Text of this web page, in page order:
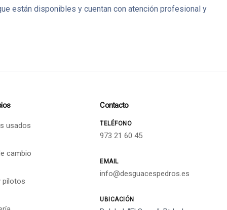
están disponibles y cuentan con atención profesional y
usados
cambio
pilotos
Contacto
TELÉFONO
973 21 60 45
EMAIL
info@desguacespedros.es
UBICACIÓN